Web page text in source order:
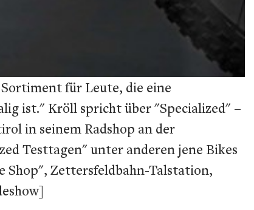
für Leute, die eine
ist." Kröll spricht über "Specialized" –
in seinem Radshop an der
Testtagen" unter anderen jene Bikes
Shop", Zettersfeldbahn-Talstation,